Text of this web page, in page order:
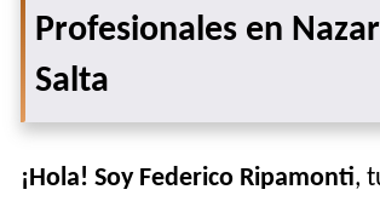
Profesionales en
Salta
¡Hola! Soy Federico Ripamonti,